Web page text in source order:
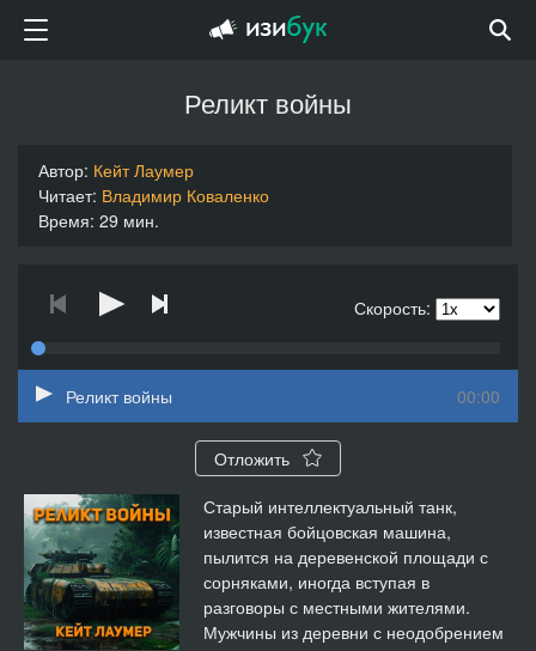
Реликт войны
Автор: Кейт Лаумер
Читает: Владимир Коваленко
Время: 29 мин.
Скорость:
00:00
Реликт войны
Отложить
Старый интеллектуальный танк,
известная бойцовская машина,
пылится на деревенской площади с
сорняками, иногда вступая в
разговоры с местными жителями.
Мужчины из деревни с неодобрением